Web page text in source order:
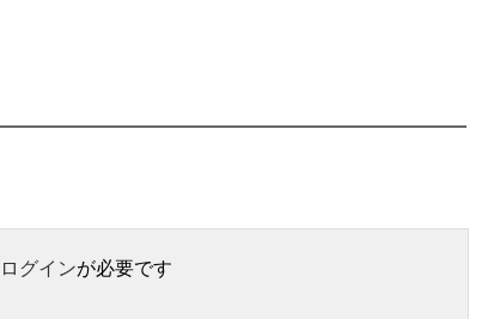
ログインが必要です